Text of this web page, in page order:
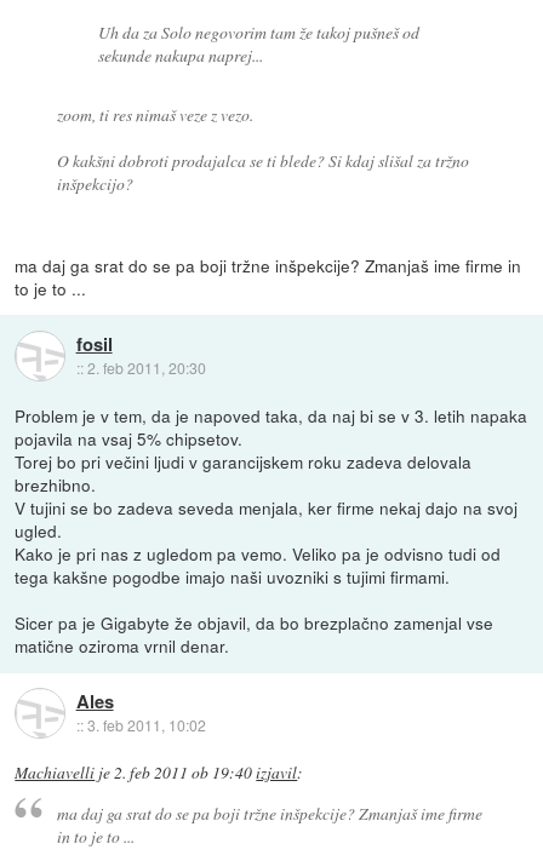
Uh da za Solo negovorim tam že takoj pušneš od
sekunde nakupa naprej...
zoom, ti res nimaš veze z vezo.
O kakšni dobroti prodajalca se ti blede? Si kdaj slišal za tržno
inšpekcijo?
ma daj ga srat do se pa boji tržne inšpekcije? Zmanjaš ime firme in
to je to ...
fosil
::2. feb 2011, 20:30
Problem je v tem, da je napoved taka, da naj bi se v 3. letih napaka
pojavila na vsaj 5% chipsetov.
Torej bo pri večini ljudi v garancijskem roku zadeva delovala
brezhibno.
V tujini se bo zadeva seveda menjala, ker firme nekaj dajo na svoj
ugled.
Kako je pri nas z ugledom pa vemo. Veliko pa je odvisno tudi od
tega kakšne pogodbe imajo naši uvozniki s tujimi firmami.
Sicer pa je Gigabyte že objavil, da bo brezplačno zamenjal vse
matične oziroma vrnil denar.
Ales
::3. feb 2011, 10:02
Machiavelli je2. feb 2011 ob 19:40izjavil:
ma daj ga srat do se pa boji tržne inšpekcije? Zmanjaš ime firme
in to je to ...